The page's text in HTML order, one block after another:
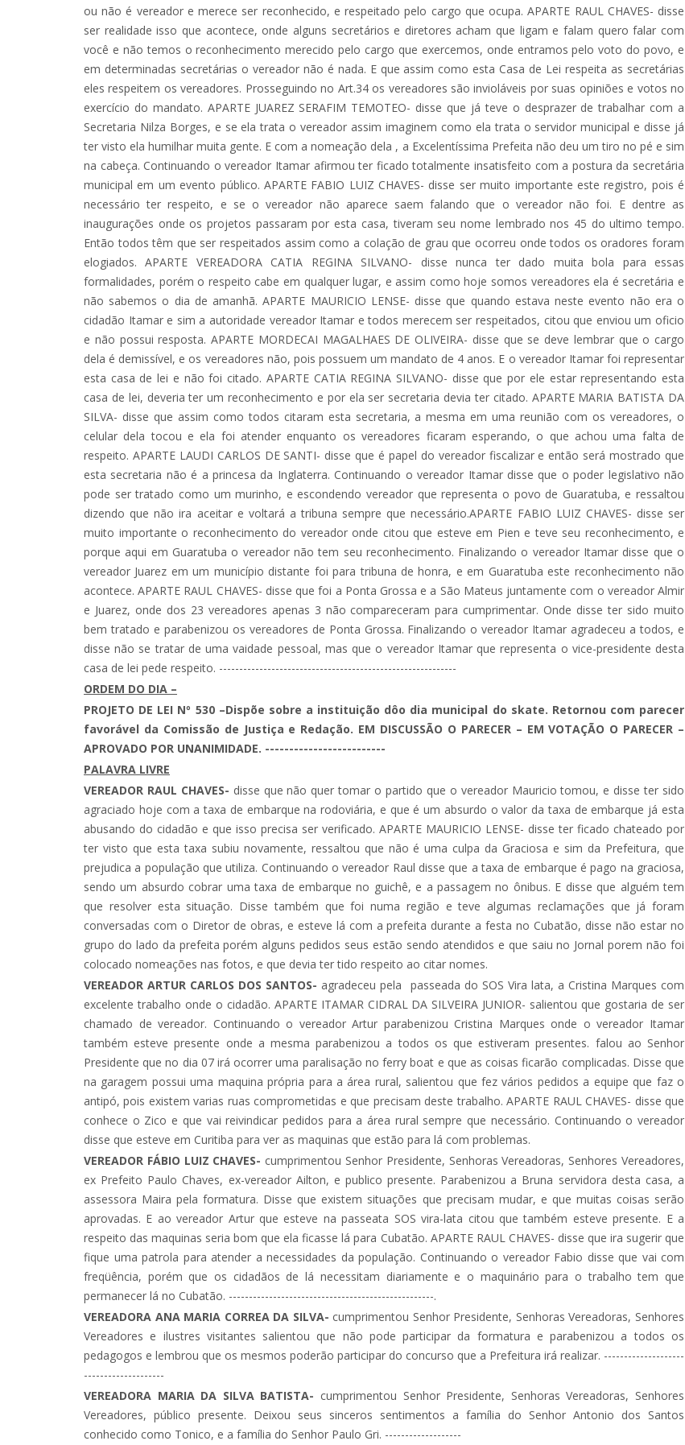
ou não é vereador e merece ser reconhecido, e respeitado pelo cargo que ocupa. APARTE RAUL CHAVES- disse
ser realidade isso que acontece, onde alguns secretários e diretores acham que ligam e falam quero falar com
você e não temos o reconhecimento merecido pelo cargo que exercemos, onde entramos pelo voto do povo, e
em determinadas secretárias o vereador não é nada. E que assim como esta Casa de Lei respeita as secretárias
eles respeitem os vereadores. Prosseguindo no Art.34 os vereadores são invioláveis por suas opiniões e votos no
exercício do mandato. APARTE JUAREZ SERAFIM TEMOTEO- disse que já teve o desprazer de trabalhar com a
Secretaria Nilza Borges, e se ela trata o vereador assim imaginem como ela trata o servidor municipal e disse já
ter visto ela humilhar muita gente. E com a nomeação dela , a Excelentíssima Prefeita não deu um tiro no pé e sim
na cabeça. Continuando o vereador Itamar afirmou ter ficado totalmente insatisfeito com a postura da secretária
municipal em um evento público. APARTE FABIO LUIZ CHAVES- disse ser muito importante este registro, pois é
necessário ter respeito, e se o vereador não aparece saem falando que o vereador não foi. E dentre as
inaugurações onde os projetos passaram por esta casa, tiveram seu nome lembrado nos 45 do ultimo tempo.
Então todos têm que ser respeitados assim como a colação de grau que ocorreu onde todos os oradores foram
elogiados. APARTE VEREADORA CATIA REGINA SILVANO- disse nunca ter dado muita bola para essas
formalidades, porém o respeito cabe em qualquer lugar, e assim como hoje somos vereadores ela é secretária e
não sabemos o dia de amanhã. APARTE MAURICIO LENSE- disse que quando estava neste evento não era o
cidadão Itamar e sim a autoridade vereador Itamar e todos merecem ser respeitados, citou que enviou um oficio
e não possui resposta. APARTE MORDECAI MAGALHAES DE OLIVEIRA- disse que se deve lembrar que o cargo
dela é demissível, e os vereadores não, pois possuem um mandato de 4 anos. E o vereador Itamar foi representar
esta casa de lei e não foi citado. APARTE CATIA REGINA SILVANO- disse que por ele estar representando esta
casa de lei, deveria ter um reconhecimento e por ela ser secretaria devia ter citado. APARTE MARIA BATISTA DA
SILVA- disse que assim como todos citaram esta secretaria, a mesma em uma reunião com os vereadores, o
celular dela tocou e ela foi atender enquanto os vereadores ficaram esperando, o que achou uma falta de
respeito. APARTE LAUDI CARLOS DE SANTI- disse que é papel do vereador fiscalizar e então será mostrado que
esta secretaria não é a princesa da Inglaterra. Continuando o vereador Itamar disse que o poder legislativo não
pode ser tratado como um murinho, e escondendo vereador que representa o povo de Guaratuba, e ressaltou
dizendo que não ira aceitar e voltará a tribuna sempre que necessário.APARTE FABIO LUIZ CHAVES- disse ser
muito importante o reconhecimento do vereador onde citou que esteve em Pien e teve seu reconhecimento, e
porque aqui em Guaratuba o vereador não tem seu reconhecimento. Finalizando o vereador Itamar disse que o
vereador Juarez em um município distante foi para tribuna de honra, e em Guaratuba este reconhecimento não
acontece. APARTE RAUL CHAVES- disse que foi a Ponta Grossa e a São Mateus juntamente com o vereador Almir
e Juarez, onde dos 23 vereadores apenas 3 não compareceram para cumprimentar. Onde disse ter sido muito
bem tratado e parabenizou os vereadores de Ponta Grossa. Finalizando o vereador Itamar agradeceu a todos, e
disse não se tratar de uma vaidade pessoal, mas que o vereador Itamar que representa o vice-presidente desta
casa de lei pede respeito. -----------------------------------------------------------
ORDEM DO DIA –
PROJETO DE LEI Nº 530 –Dispõe sobre a instituição dôo dia municipal do skate. Retornou com parecer
favorável da Comissão de Justiça e Redação. EM DISCUSSÃO O PARECER – EM VOTAÇÃO O PARECER –
APROVADO POR UNANIMIDADE. -------------------------
PALAVRA LIVRE
VEREADOR RAUL CHAVES- disse que não quer tomar o partido que o vereador Mauricio tomou, e disse ter sido
agraciado hoje com a taxa de embarque na rodoviária, e que é um absurdo o valor da taxa de embarque já esta
abusando do cidadão e que isso precisa ser verificado. APARTE MAURICIO LENSE- disse ter ficado chateado por
ter visto que esta taxa subiu novamente, ressaltou que não é uma culpa da Graciosa e sim da Prefeitura, que
prejudica a população que utiliza. Continuando o vereador Raul disse que a taxa de embarque é pago na graciosa,
sendo um absurdo cobrar uma taxa de embarque no guichê, e a passagem no ônibus. E disse que alguém tem
que resolver esta situação. Disse também que foi numa região e teve algumas reclamações que já foram
conversadas com o Diretor de obras, e esteve lá com a prefeita durante a festa no Cubatão, disse não estar no
grupo do lado da prefeita porém alguns pedidos seus estão sendo atendidos e que saiu no Jornal porem não foi
colocado nomeações nas fotos, e que devia ter tido respeito ao citar nomes.
VEREADOR ARTUR CARLOS DOS SANTOS- agradeceu pela passeada do SOS Vira lata, a Cristina Marques com
excelente trabalho onde o cidadão. APARTE ITAMAR CIDRAL DA SILVEIRA JUNIOR- salientou que gostaria de ser
chamado de vereador. Continuando o vereador Artur parabenizou Cristina Marques onde o vereador Itamar
também esteve presente onde a mesma parabenizou a todos os que estiveram presentes. falou ao Senhor
Presidente que no dia 07 irá ocorrer uma paralisação no ferry boat e que as coisas ficarão complicadas. Disse que
na garagem possui uma maquina própria para a área rural, salientou que fez vários pedidos a equipe que faz o
antipó, pois existem varias ruas comprometidas e que precisam deste trabalho. APARTE RAUL CHAVES- disse que
conhece o Zico e que vai reivindicar pedidos para a área rural sempre que necessário. Continuando o vereador
disse que esteve em Curitiba para ver as maquinas que estão para lá com problemas.
VEREADOR FÁBIO LUIZ CHAVES- cumprimentou Senhor Presidente, Senhoras Vereadoras, Senhores Vereadores,
ex Prefeito Paulo Chaves, ex-vereador Ailton, e publico presente. Parabenizou a Bruna servidora desta casa, a
assessora Maira pela formatura. Disse que existem situações que precisam mudar, e que muitas coisas serão
aprovadas. E ao vereador Artur que esteve na passeata SOS vira-lata citou que também esteve presente. E a
respeito das maquinas seria bom que ela ficasse lá para Cubatão. APARTE RAUL CHAVES- disse que ira sugerir que
fique uma patrola para atender a necessidades da população. Continuando o vereador Fabio disse que vai com
freqüência, porém que os cidadãos de lá necessitam diariamente e o maquinário para o trabalho tem que
permanecer lá no Cubatão. ---------------------------------------------------.
VEREADORA ANA MARIA CORREA DA SILVA- cumprimentou Senhor Presidente, Senhoras Vereadoras, Senhores
Vereadores e ilustres visitantes salientou que não pode participar da formatura e parabenizou a todos os
pedagogos e lembrou que os mesmos poderão participar do concurso que a Prefeitura irá realizar. --------------------
--------------------
VEREADORA MARIA DA SILVA BATISTA- cumprimentou Senhor Presidente, Senhoras Vereadoras, Senhores
Vereadores, público presente. Deixou seus sinceros sentimentos a família do Senhor Antonio dos Santos
conhecido como Tonico, e a família do Senhor Paulo Gri. -------------------